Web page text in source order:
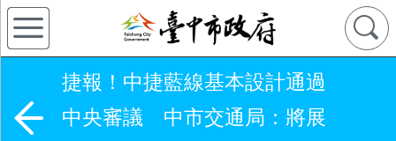
捷報！中捷藍線基本設計通過
中央審議 中市交通局：將展